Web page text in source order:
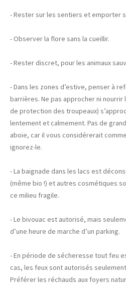
- Rester sur les sentiers et emporter
- Observer la flore sans la cueillir.
- Rester discret, pour les animaux
- Dans les zones d’estive, penser à
barrières. Ne pas approcher ni nourrir
de protection des troupeaux)
lentement et calmement. Pas de
aboie, car il vous considérerait
ignorez-le.
- La baignade dans les lacs est
(même bio !) et autres cosmétiques
ce milieu fragile.
- Le bivouac est autorisé, mais
d’une heure de marche d’un parking.
- En période de sécheresse tout feu
cas, les feux sont autorisés
Préférer les réchauds aux foyers